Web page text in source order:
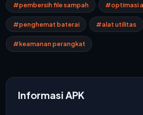
#pembersih file sampah #optimasi
#penghemat baterai #alat utilitas
#keamanan perangkat
Informasi APK